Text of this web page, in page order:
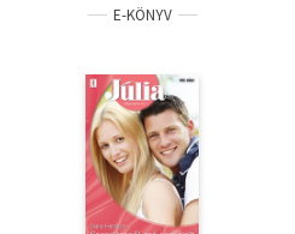
E-KÖNYV